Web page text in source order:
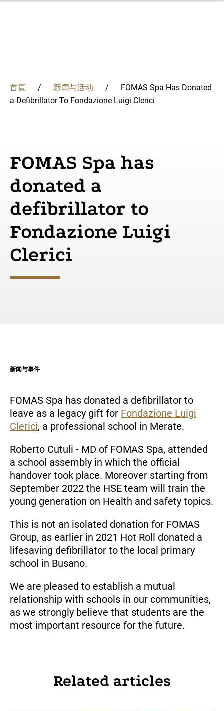
集团
FOMAS集团是一家源自意大利的跨国公司，专业生产锻
哲学
法治管理
我们的历史
我们的解决方案结合了经验和创新，提供适合世界各地各
发电
石油和天然气
工业
深厚的冶金知识和创新使我们能够改变我们的流程，保证
质量
认证
可持续发展
不断评估我们对经济、环境和人们的影响，承诺指引我们
对地球的认识和承诺
以人为本
为社区创造共同价值
与合作伙伴一起拥抱变革
形式和领土
人们
我们在多元文化、创新和激励人心的工作环境中促进员工
在弗马斯集团就业
ZH-HANT
連
結
首頁 新闻与活动
FOMAS Spa Has Donated
a Defibrillator To Fondazione Luigi Clerici
FOMAS Spa has
donated a
defibrillator to
Fondazione Luigi
Clerici
新闻与事件
FOMAS Spa has donated a defibrillator to
leave as a legacy gift for Fondazione Luigi
Clerici, a professional school in Merate.
Roberto Cutuli - MD of FOMAS Spa, attended
a school assembly in which the official
handover took place. Moreover starting from
September 2022 the HSE team will train the
young generation on Health and safety topics.
This is not an isolated donation for FOMAS
Group, as earlier in 2021 Hot Roll donated a
lifesaving defibrillator to the local primary
school in Busano.
We are pleased to establish a mutual
relationship with schools in our communities,
as we strongly believe that students are the
most important resource for the future.
Related articles